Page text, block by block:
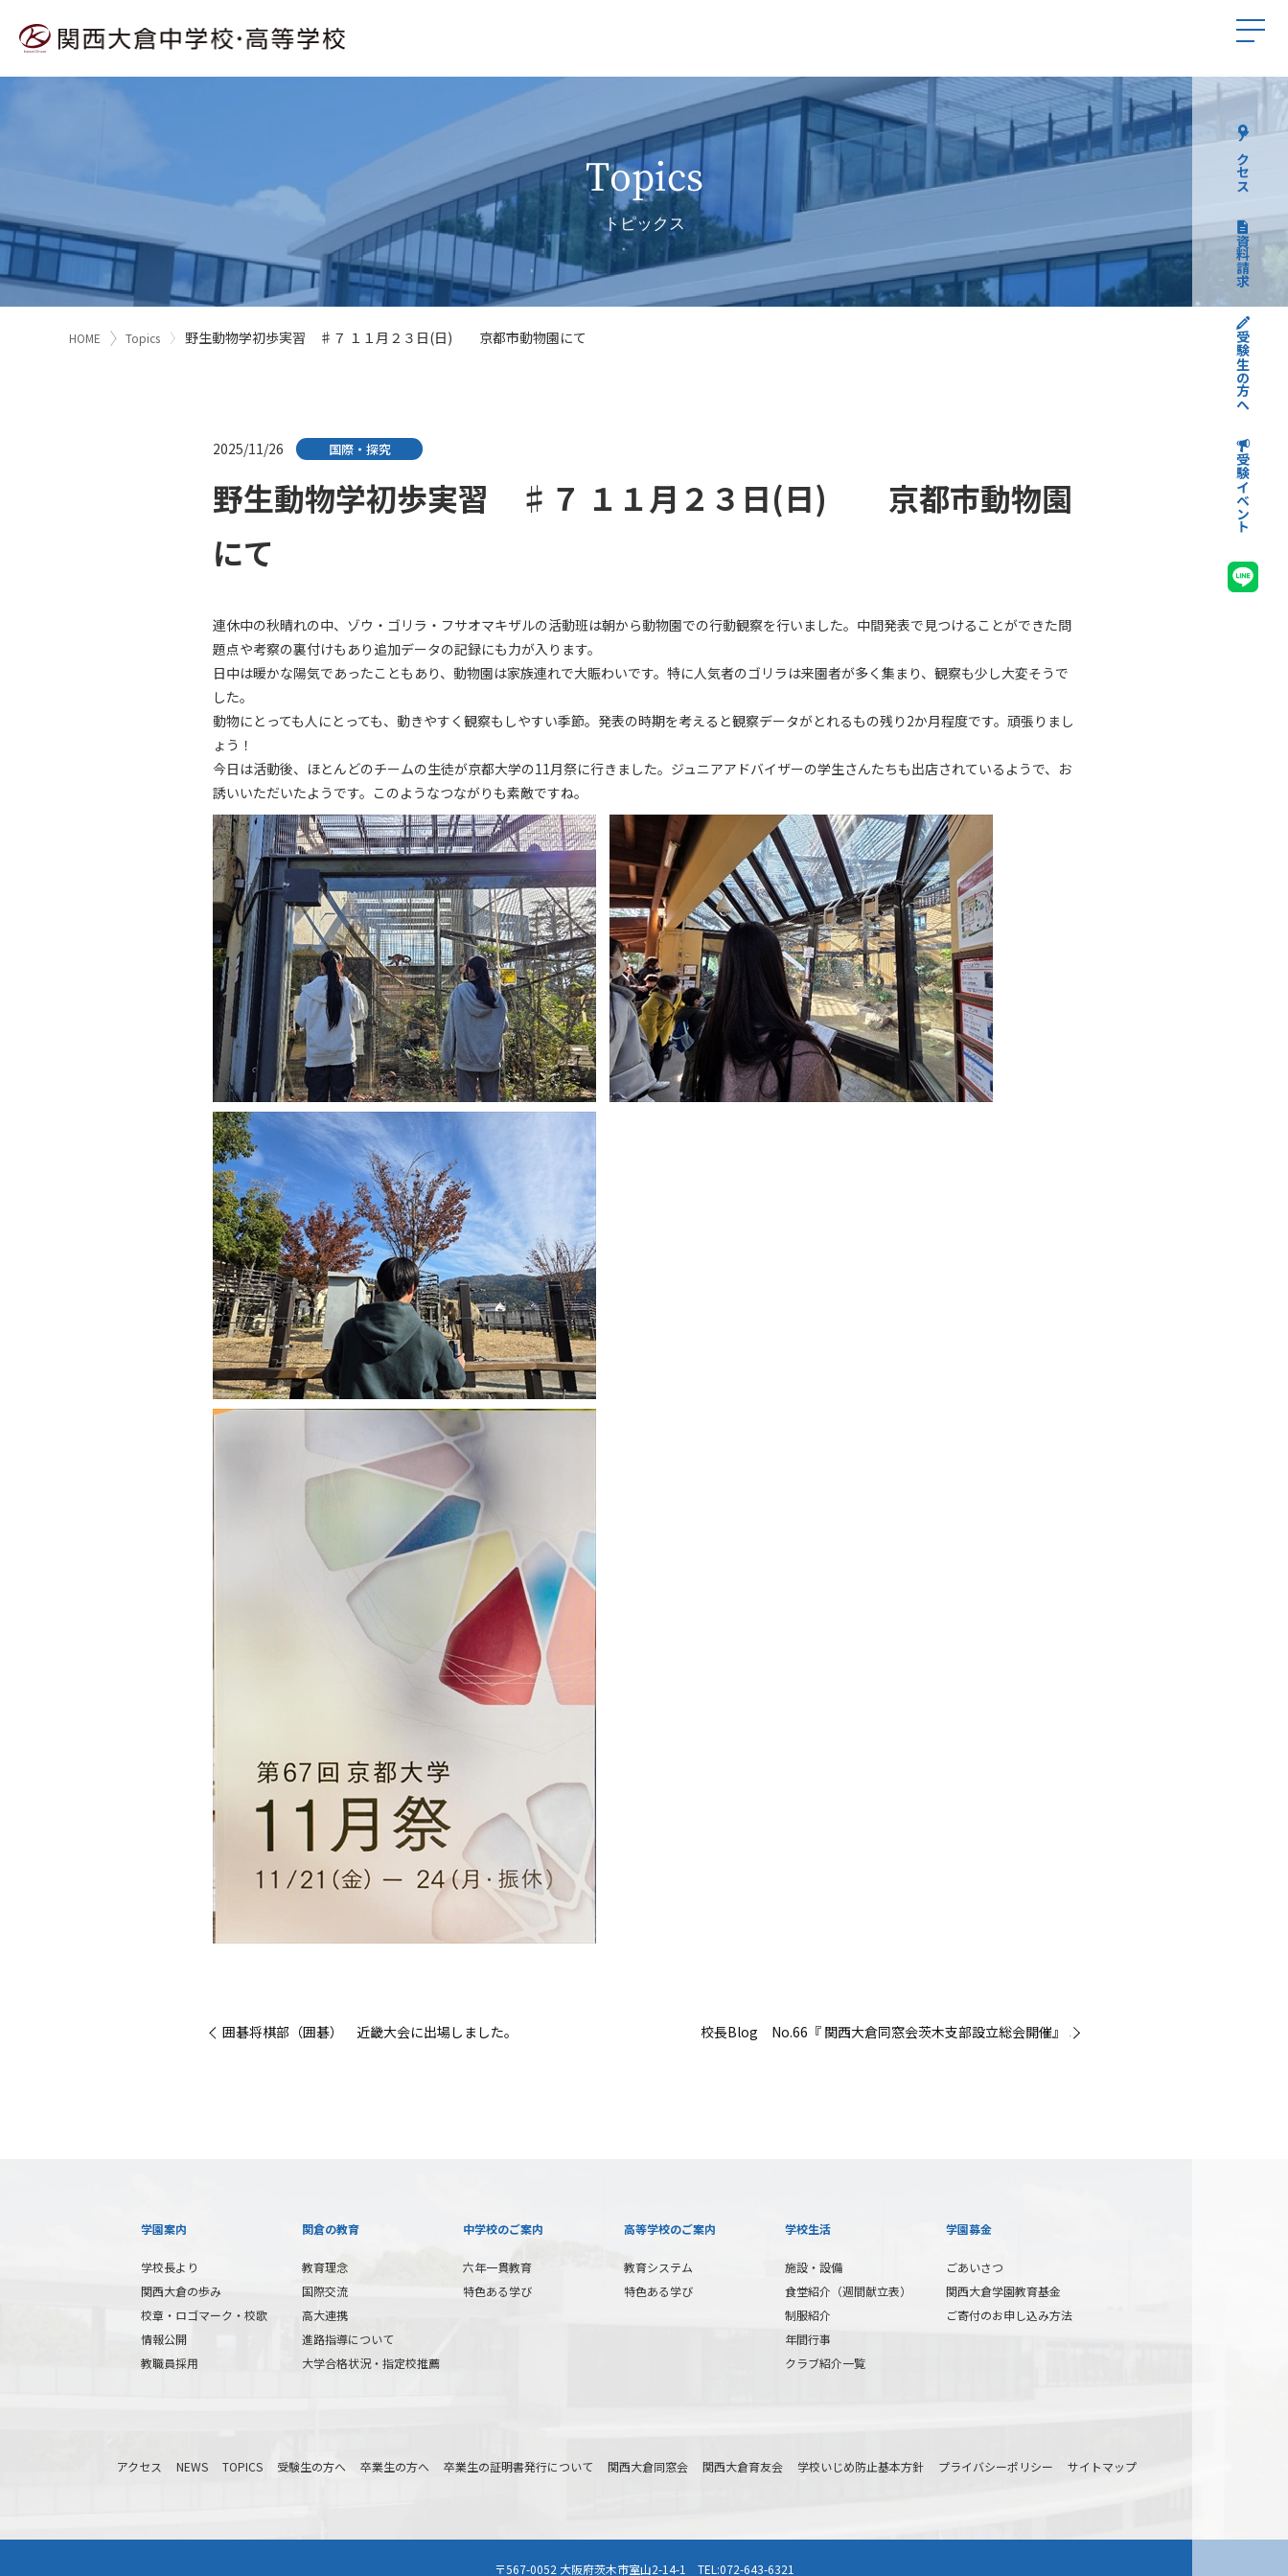
アクセス
資料請求
受験生の方へ
受験イベント
Topics
トピックス
HOME Topics 野生動物学初歩実習 ♯７ １１月２３日(日) 京都市動物園にて
2025/11/26 国際・探究
野生動物学初歩実習 ♯７ １１月２３日(日) 京都市動物園
にて
連休中の秋晴れの中、ゾウ・ゴリラ・フサオマキザルの活動班は朝から動物園での行動観察を行いました。中間発表で見つけることができた問
題点や考察の裏付けもあり追加データの記録にも力が入ります。
日中は暖かな陽気であったこともあり、動物園は家族連れで大賑わいです。特に人気者のゴリラは来園者が多く集まり、観察も少し大変そうで
した。
動物にとっても人にとっても、動きやすく観察もしやすい季節。発表の時期を考えると観察データがとれるもの残り2か月程度です。頑張りまし
ょう！
今日は活動後、ほとんどのチームの生徒が京都大学の11月祭に行きました。ジュニアアドバイザーの学生さんたちも出店されているようで、お
誘いいただいたようです。このようなつながりも素敵ですね。
« 囲碁将棋部（囲碁） 近畿大会に出場しました。 校長Blog No.66『 関西大倉同窓会茨木支部設立総会開催』 »
学園案内
学校長より
関西大倉の歩み
校章・ロゴマーク・校歌
情報公開
教職員採用
関倉の教育
教育理念
国際交流
高大連携
進路指導について
大学合格状況・指定校推薦
中学校のご案内
六年一貫教育
特色ある学び
高等学校のご案内
教育システム
特色ある学び
学校生活
施設・設備
食堂紹介（週間献立表）
制服紹介
年間行事
クラブ紹介一覧
学園募金
ごあいさつ
関西大倉学園教育基金
ご寄付のお申し込み方法
アクセス NEWS TOPICS 受験生の方へ 卒業生の方へ 卒業生の証明書発行について 関西大倉同窓会 関西大倉育友会 学校いじめ防止基本方針 プライバシーポリシー サイトマップ
〒567-0052 大阪府茨木市室山2-14-1 TEL:072-643-6321